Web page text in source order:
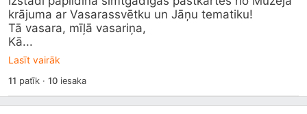
krājuma ar Vasarassvētku un Jāņu tematiku!
Tā vasara, mīļā vasariņa,
Kā...
Lasīt vairāk
11 patīk · 10iesaka